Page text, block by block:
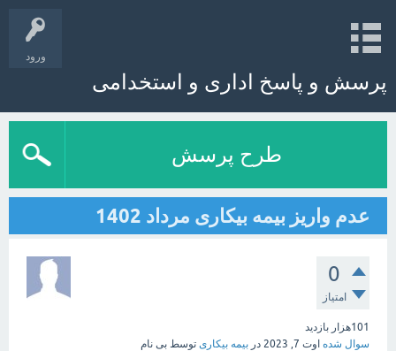
ورود
پرسش و پاسخ اداری و استخدامی
طرح پرسش
عدم واریز بیمه بیکاری مرداد 1402
0
امتیاز
101هزار
بازدید
سوال شده اوت 7, 2023 در بیمه بیکاری توسط بی نام